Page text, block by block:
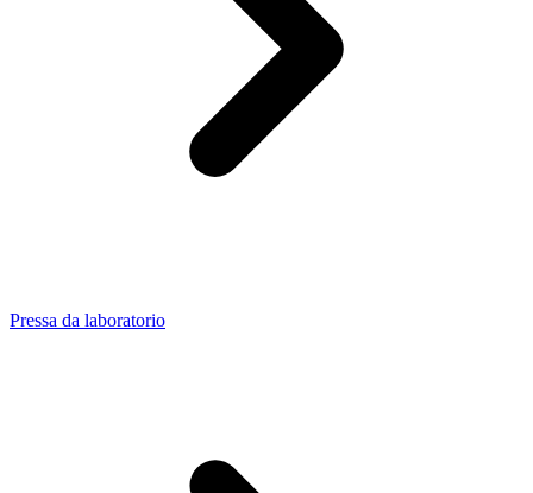
Pressa da laboratorio